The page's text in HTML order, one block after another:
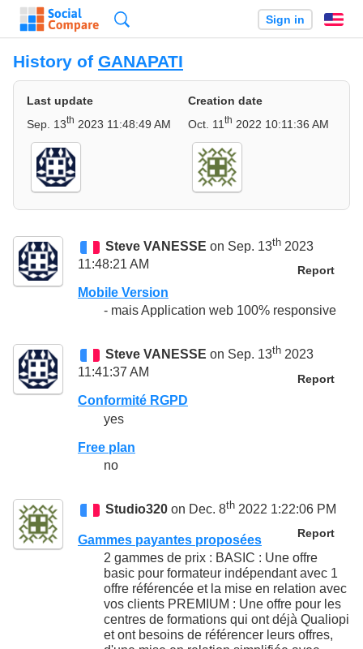
Sign in
History of GANAPATI
Last update
Sep. 13th 2023 11:48:49 AM
Creation date
Oct. 11 th 2022 10:11:36 AM
Steve VANESSE on Sep. 13th 2023
11:48:21 AM
Report
Mobile Version
- mais Application web 100% responsive
Steve VANESSE on Sep. 13th 2023
11:41:37 AM
Report
Conformité RGPD
yes
Free plan
no
Studio320 on Dec. 8th 2022 1:22:06 PM
Report
Gammes payantes proposées
2 gammes de prix : BASIC : Une offre
basic pour formateur indépendant avec 1
offre référencée et la mise en relation avec
vos clients PREMIUM : Une offre pour les
centres de formations qui ont déjà Qualiopi
et ont besoins de référencer leurs offres,